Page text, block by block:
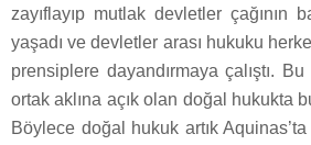
zayıflayıp mutlak devletler çağının
yaşadı ve devletler arası hukuku
prensiplere dayandırmaya çalıştı.
ortak aklına açık olan doğal hukukta
Böylece doğal hukuk artık